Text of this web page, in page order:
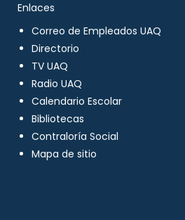
Enlaces
Correo de Empleados UAQ
Directorio
TV UAQ
Radio UAQ
Calendario Escolar
Bibliotecas
Contraloría Social
Mapa de sitio